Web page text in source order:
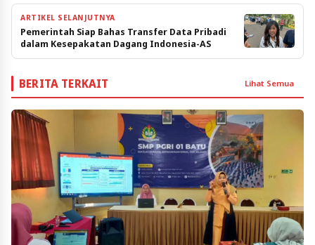
ARTIKEL SELANJUTNYA
Pemerintah Siap Bahas Transfer Data Pribadi
dalam Kesepakatan Dagang Indonesia-AS
BERITA TERKAIT Lihat Semua